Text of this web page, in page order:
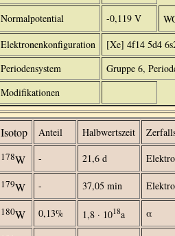
Normalpotential
-0,119 V
Elektronenkonfiguration
[Xe] 4f14 5d4
Periodensystem
Gruppe 6,
Modifikationen
Isotop Anteil Halbwertszeit
178W - 21,6 d
179W - 37,05 min
180W 0,13% 1,8 · 1018a α